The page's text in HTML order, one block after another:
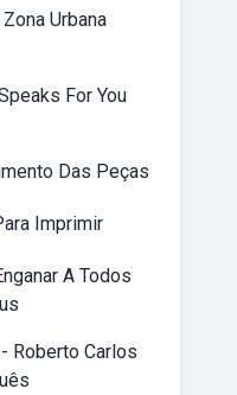
Urbana
For You
Das Peças
Imprimir
A Todos
Roberto Carlos